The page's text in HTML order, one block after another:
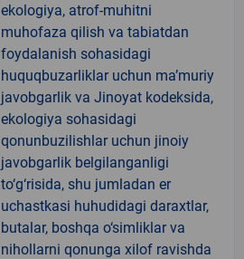
ekologiya, atrof-muhitni
muhofaza qilish va tabiatdan
foydalanish sohasidagi
huquqbuzarliklar uchun ma’muriy
javobgarlik va Jinoyat kodeksida,
ekologiya sohasidagi
qonunbuzilishlar uchun jinoiy
javobgarlik belgilanganligi
to‘g‘risida, shu jumladan er
uchastkasi huhudidagi daraxtlar,
butalar, boshqa o‘simliklar va
nihollarni qonunga xilof ravishda